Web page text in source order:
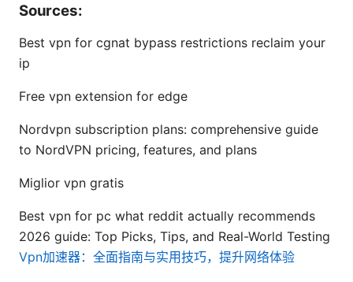
Sources:
Best vpn for cgnat bypass restrictions reclaim your
ip
Free vpn extension for edge
Nordvpn subscription plans: comprehensive guide
to NordVPN pricing, features, and plans
Miglior vpn gratis
Best vpn for pc what reddit actually recommends
2026 guide: Top Picks, Tips, and Real-World Testing
Vpn加速器：全面指南与实用技巧，提升网络体验